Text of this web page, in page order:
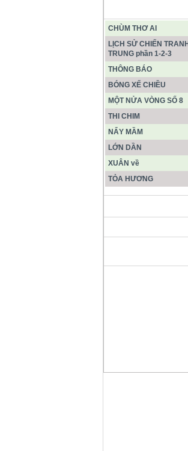
CHÙM THƠ AI
LỊCH SỬ CHIẾN
TRUNG phần 1-2-3
THÔNG BÁO
BÓNG XẾ CHIỀU
MỘT NỬA VÒNG SỐ 8
THI CHIM
NẨY MẦM
LỚN DẦN
XUÂN về
TỎA HƯƠNG